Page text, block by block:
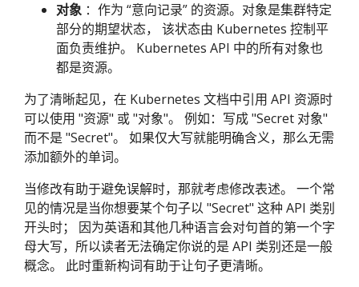
对象 ：作为 “意向记录” 的资源。对象是集群特定
部分的期望状态， 该状态由 Kubernetes 控制平
面负责维护。 Kubernetes API 中的所有对象也
都是资源。
为了清晰起见，在 Kubernetes 文档中引用 API 资源时
可以使用 "资源" 或 "对象"。 例如：写成 "Secret 对象"
而不是 "Secret"。 如果仅大写就能明确含义，那么无需
添加额外的单词。
当修改有助于避免误解时，那就考虑修改表述。 一个常
见的情况是当你想要某个句子以 "Secret" 这种 API 类别
开头时； 因为英语和其他几种语言会对句首的第一个字
母大写，所以读者无法确定你说的是 API 类别还是一般
概念。 此时重新构词有助于让句子更清晰。